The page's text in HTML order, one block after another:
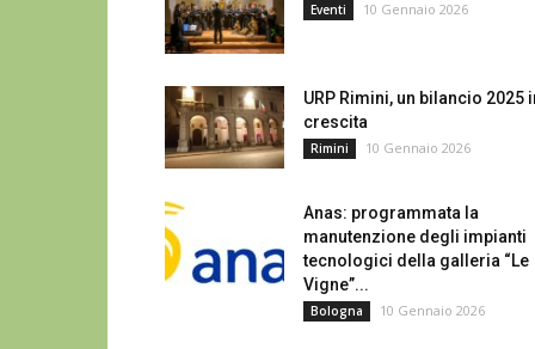
Eventi 10 Gennaio 2026
URP Rimini, un bilancio 2025
crescita
Rimini 10 Gennaio 2026
Anas: programmata la
manutenzione degli impianti
tecnologici della galleria “Le
Vigne”...
Bologna 10 Gennaio 2026